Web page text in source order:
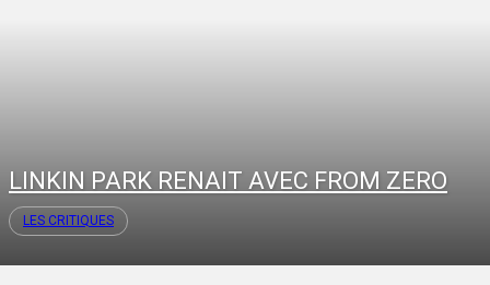
LINKIN PARK RENAIT AVEC FROM ZERO
LES CRITIQUES